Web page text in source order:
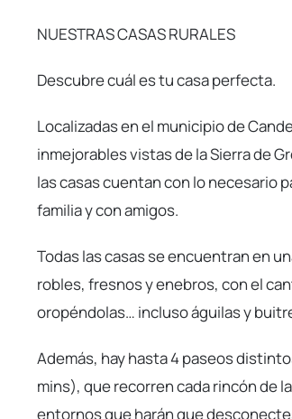
NUESTRAS CASAS RURALES
Descubre cuál es tu casa perfecta.
Localizadas en el municipio de
inmejorables vistas de la Sierra de
las casas cuentan con lo necesario
familia y con amigos.
Todas las casas se encuentran en
robles, fresnos y enebros, con el
oropéndolas… incluso águilas y
Además, hay hasta 4 paseos
mins), que recorren cada rincón de
entornos que harán que